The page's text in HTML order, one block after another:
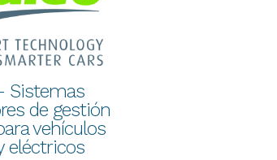
Sistemas
de gestión
vehículos
eléctricos